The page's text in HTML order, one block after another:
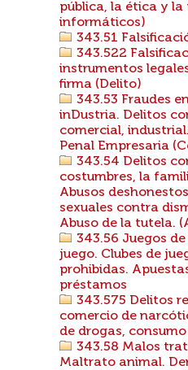
pública, la ética y
informáticos)
343.51
343.522
instrumentos
firma (Delito)
343.53 Fraudes
inDustria. Delitos
comercial,
Penal Empresaria
343.54 Delitos
costumbres, la
Abusos
sexuales contra
Abuso de la tutela.
343.56 Juegos
juego. Clubes de
prohibidas.
préstamos
343.575 Delitos
comercio de
de drogas,
343.58 Malos
Maltrato animal.